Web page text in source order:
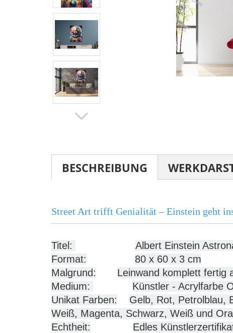
BESCHREIBUNG
Street Art trifft Genialität – Einstein geht
Titel:
Albert Einstein
Format:
80 x 60 x 3 cm
Malgrund:
Leinwand komplett fertig
Medium:
Künstler - Acrylfarbe
Unikat Farben:
Gelb, Rot, Petrolblau,
Weiß, Magenta, Schwarz, Weiß und
Echtheit:
Edles